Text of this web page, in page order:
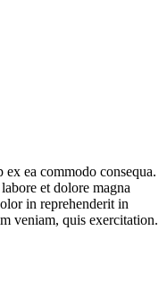
ea commodo consequa.
et dolore magna
in reprehenderit in
veniam, quis exercitation.